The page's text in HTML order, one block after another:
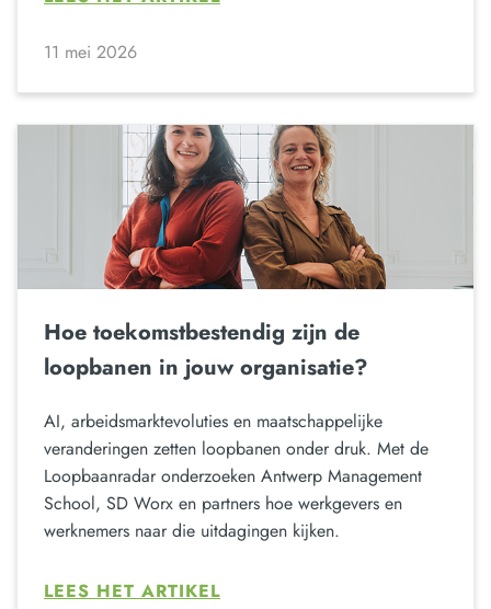
11 mei 2026
Hoe toekomstbestendig zijn de
loopbanen in jouw organisatie?
AI, arbeidsmarktevoluties en maatschappelijke
veranderingen zetten loopbanen onder druk. Met de
Loopbaanradar onderzoeken Antwerp Management
School, SD Worx en partners hoe werkgevers en
werknemers naar die uitdagingen kijken.
LEES HET ARTIKEL